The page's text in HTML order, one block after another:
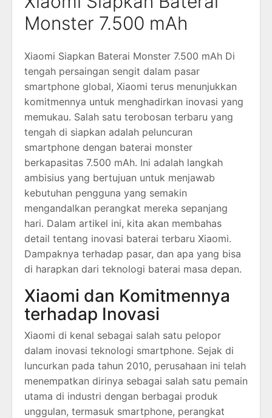
Monster 7.500 mAh
Xiaomi Siapkan Baterai Monster 7.500 mAh Di
tengah persaingan sengit dalam pasar
smartphone global, Xiaomi terus menunjukkan
komitmennya untuk menghadirkan inovasi yang
memukau. Salah satu terobosan terbaru yang
tengah di siapkan adalah peluncuran
smartphone dengan baterai monster
berkapasitas 7.500 mAh. Ini adalah langkah
ambisius yang bertujuan untuk menjawab
kebutuhan pengguna yang semakin
mengandalkan perangkat mereka sepanjang
hari. Dalam artikel ini, kita akan membahas
detail tentang inovasi baterai terbaru Xiaomi.
Dampaknya terhadap pasar, dan apa yang bisa
di harapkan dari teknologi baterai masa depan.
Xiaomi dan Komitmennya
terhadap Inovasi
Xiaomi di kenal sebagai salah satu pelopor
dalam inovasi teknologi smartphone. Sejak di
luncurkan pada tahun 2010, perusahaan ini telah
menempatkan dirinya sebagai salah satu pemain
utama di industri dengan berbagai produk
unggulan, termasuk smartphone, perangkat